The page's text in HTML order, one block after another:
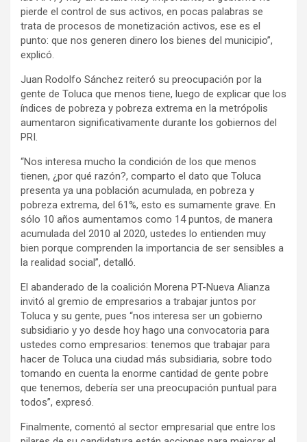
pierde el control de sus activos, en pocas palabras se
trata de procesos de monetización activos, ese es el
punto: que nos generen dinero los bienes del municipio”,
explicó.
Juan Rodolfo Sánchez reiteró su preocupación por la
gente de Toluca que menos tiene, luego de explicar que los
índices de pobreza y pobreza extrema en la metrópolis
aumentaron significativamente durante los gobiernos del
PRI.
“Nos interesa mucho la condición de los que menos
tienen, ¿por qué razón?, comparto el dato que Toluca
presenta ya una población acumulada, en pobreza y
pobreza extrema, del 61%, esto es sumamente grave. En
sólo 10 años aumentamos como 14 puntos, de manera
acumulada del 2010 al 2020, ustedes lo entienden muy
bien porque comprenden la importancia de ser sensibles a
la realidad social”, detalló.
El abanderado de la coalición Morena PT-Nueva Alianza
invitó al gremio de empresarios a trabajar juntos por
Toluca y su gente, pues “nos interesa ser un gobierno
subsidiario y yo desde hoy hago una convocatoria para
ustedes como empresarios: tenemos que trabajar para
hacer de Toluca una ciudad más subsidiaria, sobre todo
tomando en cuenta la enorme cantidad de gente pobre
que tenemos, debería ser una preocupación puntual para
todos”, expresó.
Finalmente, comentó al sector empresarial que entre los